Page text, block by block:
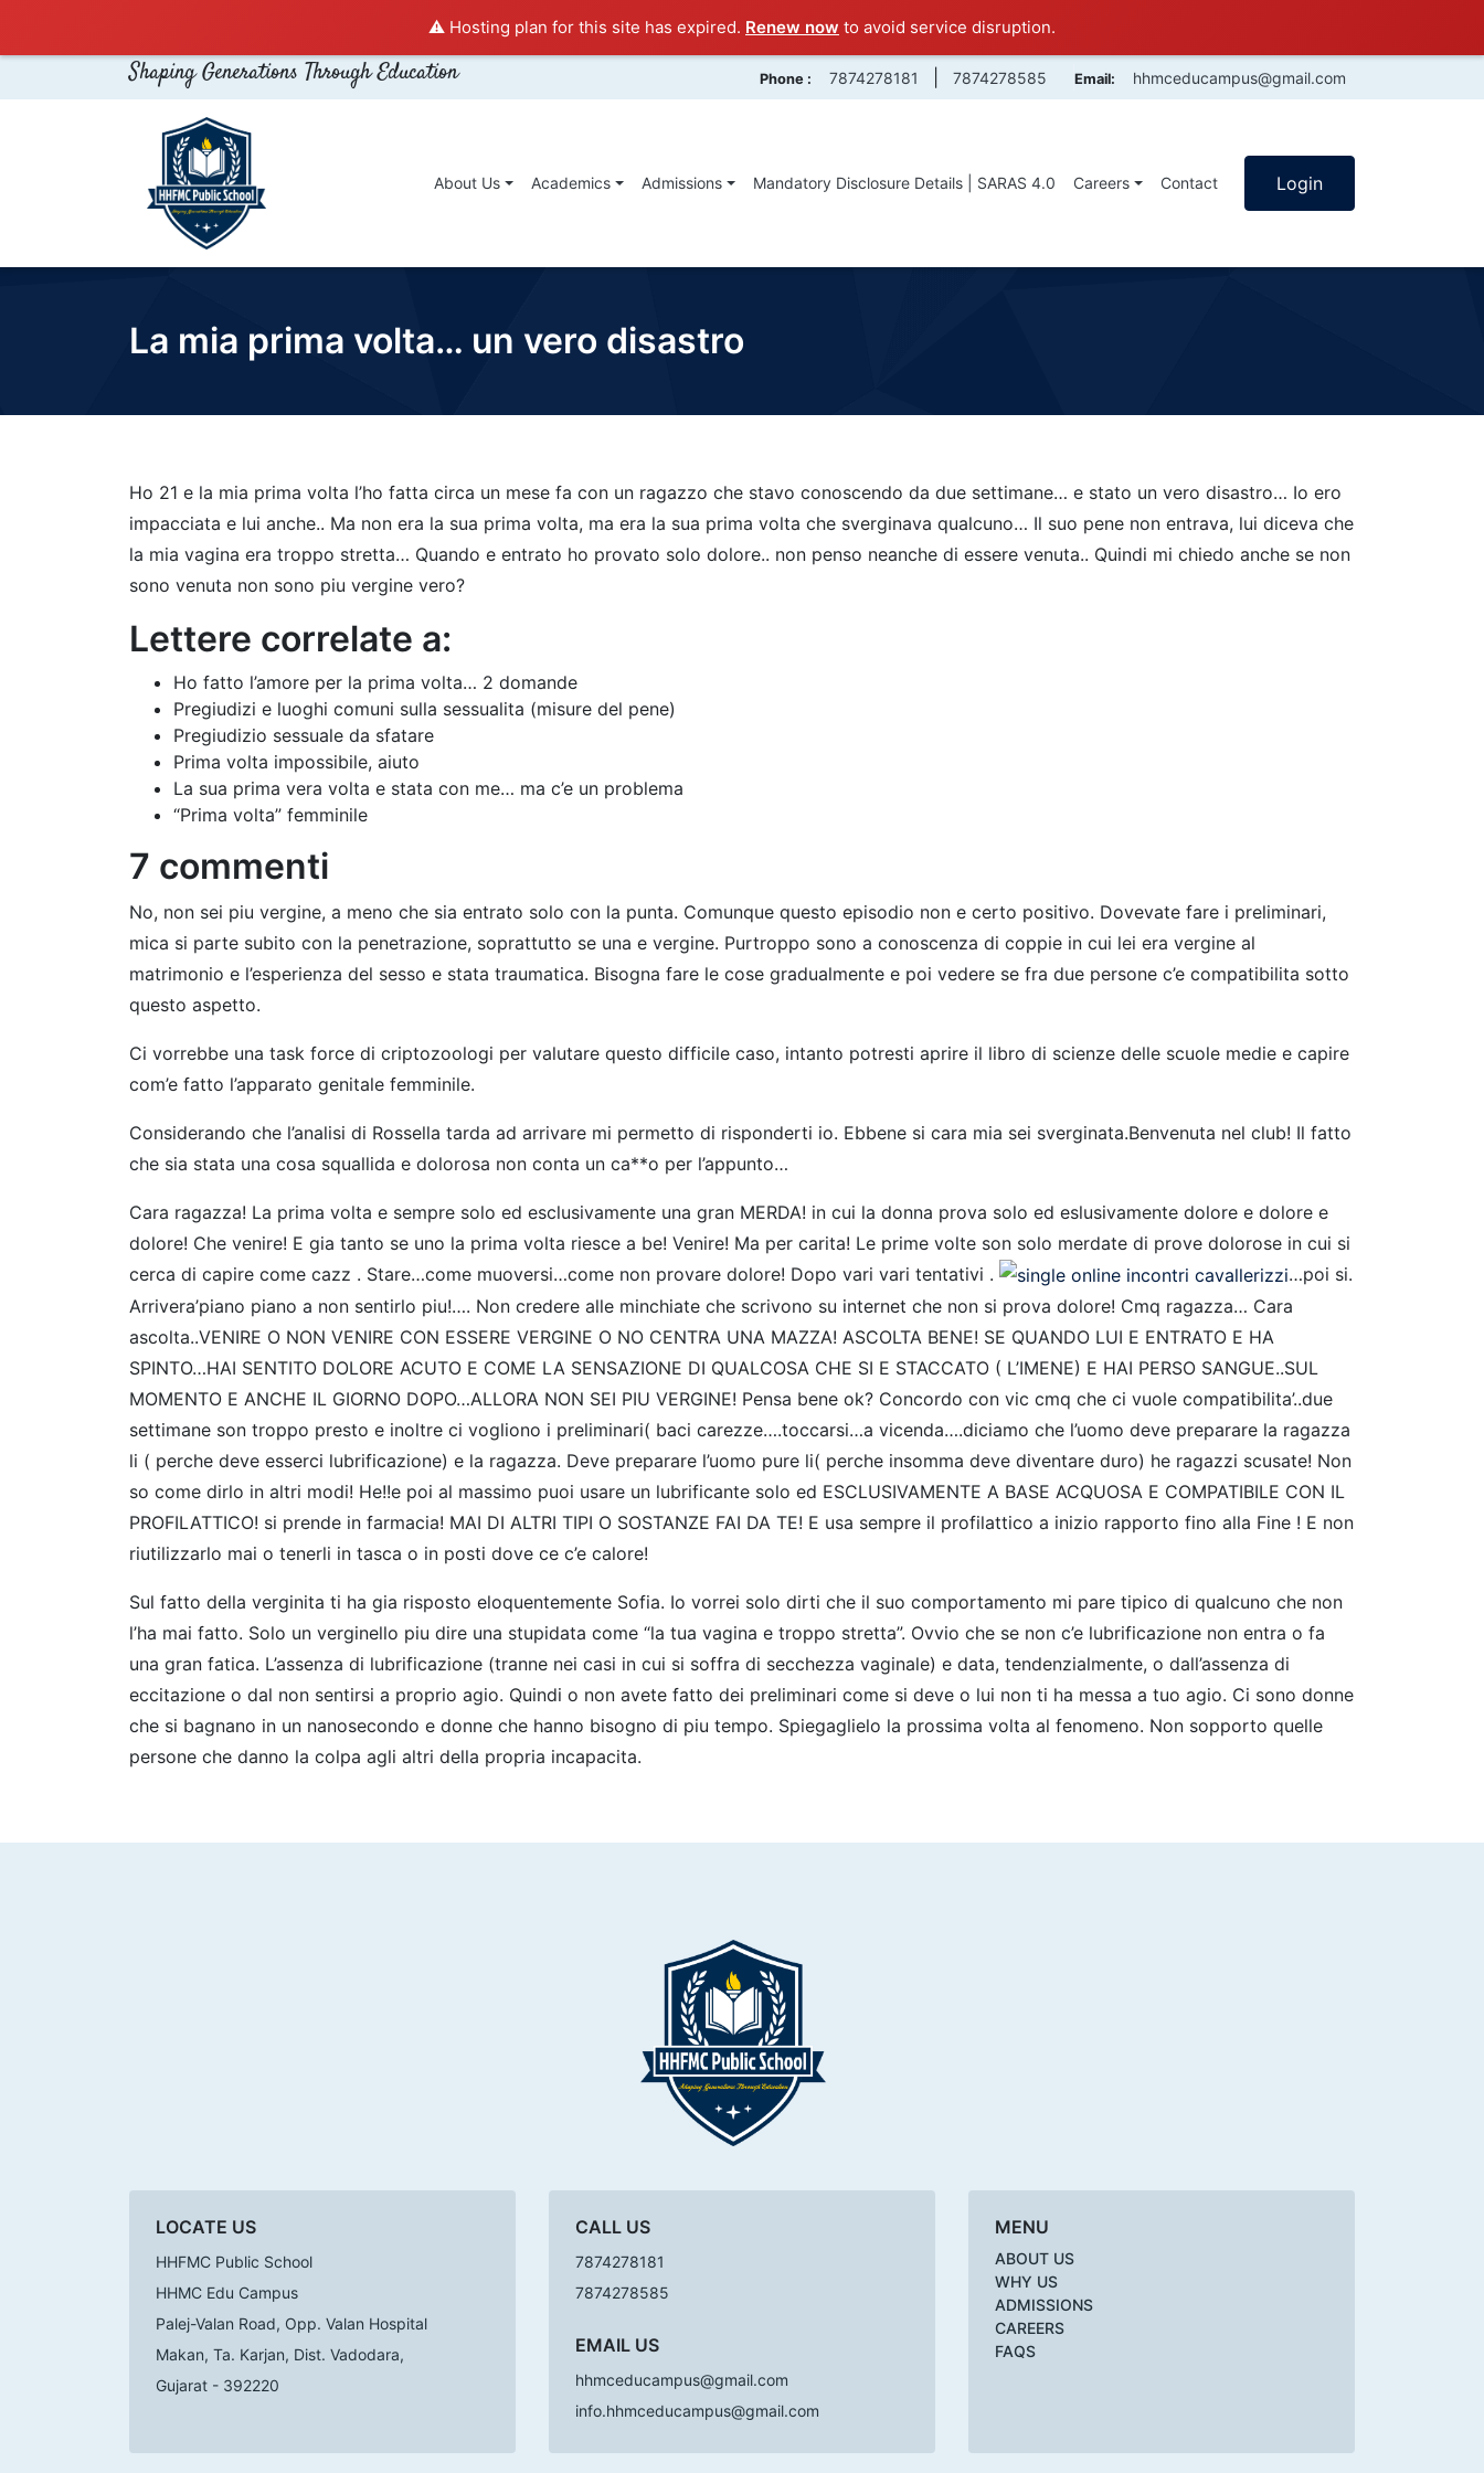
⚠️ Hosting plan for this site has expired. Renew now to avoid service disruption.
Shaping Generations Through Education Phone : 7874278181 7874278585 Email: hhmceducampus@gmail.com
About Us Academics Admissions Mandatory Disclosure Details | SARAS 4.0 Careers Contact Login
La mia prima volta… un vero disastro
Ho 21 e la mia prima volta l’ho fatta circa un mese fa con un ragazzo che stavo conoscendo da due settimane… e stato un vero disastro… Io ero
impacciata e lui anche.. Ma non era la sua prima volta, ma era la sua prima volta che sverginava qualcuno… Il suo pene non entrava, lui diceva che
la mia vagina era troppo stretta… Quando e entrato ho provato solo dolore.. non penso neanche di essere venuta.. Quindi mi chiedo anche se non
sono venuta non sono piu vergine vero?
Lettere correlate a:
Ho fatto l’amore per la prima volta… 2 domande
Pregiudizi e luoghi comuni sulla sessualita (misure del pene)
Pregiudizio sessuale da sfatare
Prima volta impossibile, aiuto
La sua prima vera volta e stata con me… ma c’e un problema
“Prima volta” femminile
7 commenti
No, non sei piu vergine, a meno che sia entrato solo con la punta. Comunque questo episodio non e certo positivo. Dovevate fare i preliminari,
mica si parte subito con la penetrazione, soprattutto se una e vergine. Purtroppo sono a conoscenza di coppie in cui lei era vergine al
matrimonio e l’esperienza del sesso e stata traumatica. Bisogna fare le cose gradualmente e poi vedere se fra due persone c’e compatibilita sotto
questo aspetto.
Ci vorrebbe una task force di criptozoologi per valutare questo difficile caso, intanto potresti aprire il libro di scienze delle scuole medie e capire
com’e fatto l’apparato genitale femminile.
Considerando che l’analisi di Rossella tarda ad arrivare mi permetto di risponderti io. Ebbene si cara mia sei sverginata.Benvenuta nel club! Il fatto
che sia stata una cosa squallida e dolorosa non conta un ca**o per l’appunto…
Cara ragazza! La prima volta e sempre solo ed esclusivamente una gran MERDA! in cui la donna prova solo ed eslusivamente dolore e dolore e
dolore! Che venire! E gia tanto se uno la prima volta riesce a be! Venire! Ma per carita! Le prime volte son solo merdate di prove dolorose in cui si
cerca di capire come cazz . Stare…come muoversi…come non provare dolore! Dopo vari vari tentativi .
…poi si.
Arrivera’piano piano a non sentirlo piu!…. Non credere alle minchiate che scrivono su internet che non si prova dolore! Cmq ragazza… Cara
ascolta..VENIRE O NON VENIRE CON ESSERE VERGINE O NO CENTRA UNA MAZZA! ASCOLTA BENE! SE QUANDO LUI E ENTRATO E HA
SPINTO…HAI SENTITO DOLORE ACUTO E COME LA SENSAZIONE DI QUALCOSA CHE SI E STACCATO ( L’IMENE) E HAI PERSO SANGUE..SUL
MOMENTO E ANCHE IL GIORNO DOPO…ALLORA NON SEI PIU VERGINE! Pensa bene ok? Concordo con vic cmq che ci vuole compatibilita’..due
settimane son troppo presto e inoltre ci vogliono i preliminari( baci carezze….toccarsi…a vicenda….diciamo che l’uomo deve preparare la ragazza
li ( perche deve esserci lubrificazione) e la ragazza. Deve preparare l’uomo pure li( perche insomma deve diventare duro) he ragazzi scusate! Non
so come dirlo in altri modi! He!!e poi al massimo puoi usare un lubrificante solo ed ESCLUSIVAMENTE A BASE ACQUOSA E COMPATIBILE CON IL
PROFILATTICO! si prende in farmacia! MAI DI ALTRI TIPI O SOSTANZE FAI DA TE! E usa sempre il profilattico a inizio rapporto fino alla Fine ! E non
riutilizzarlo mai o tenerli in tasca o in posti dove ce c’e calore!
Sul fatto della verginita ti ha gia risposto eloquentemente Sofia. Io vorrei solo dirti che il suo comportamento mi pare tipico di qualcuno che non
l’ha mai fatto. Solo un verginello piu dire una stupidata come “la tua vagina e troppo stretta”. Ovvio che se non c’e lubrificazione non entra o fa
una gran fatica. L’assenza di lubrificazione (tranne nei casi in cui si soffra di secchezza vaginale) e data, tendenzialmente, o dall’assenza di
eccitazione o dal non sentirsi a proprio agio. Quindi o non avete fatto dei preliminari come si deve o lui non ti ha messa a tuo agio. Ci sono donne
che si bagnano in un nanosecondo e donne che hanno bisogno di piu tempo. Spiegaglielo la prossima volta al fenomeno. Non sopporto quelle
persone che danno la colpa agli altri della propria incapacita.
LOCATE US
HHFMC Public School
HHMC Edu Campus
Palej-Valan Road, Opp. Valan Hospital
Makan, Ta. Karjan, Dist. Vadodara,
Gujarat - 392220
CALL US
7874278181
7874278585
EMAIL US
hhmceducampus@gmail.com
info.hhmceducampus@gmail.com
MENU
ABOUT US
WHY US
ADMISSIONS
CAREERS
FAQS